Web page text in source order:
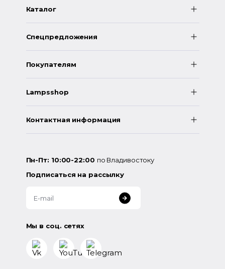
Каталог
Спецпредложения
Покупателям
Lampsshop
Контактная информация
Пн-Пт: 10:00-22:00 по Владивостоку
Подписаться на рассылку
Мы в соц. сетях